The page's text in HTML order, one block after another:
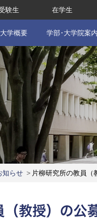
験生 在学生
大学概要 学部･大学院案内
知らせ > 片柳研究所の教員（
（教授）の公